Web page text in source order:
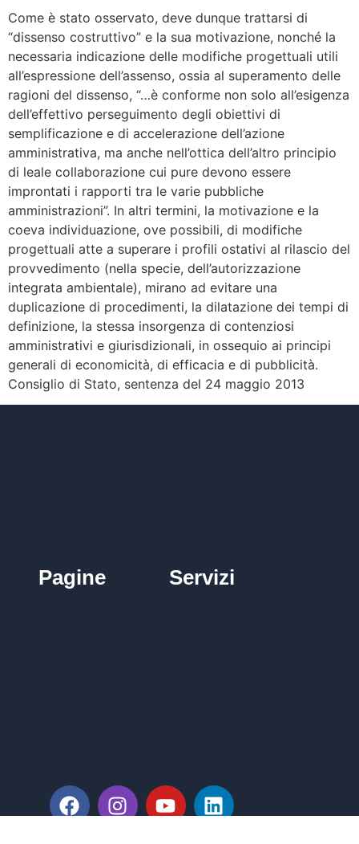
Come è stato osservato, deve dunque trattarsi di
“dissenso costruttivo” e la sua motivazione, nonché la
necessaria indicazione delle modifiche progettuali utili
all’espressione dell’assenso, ossia al superamento delle
ragioni del dissenso, “…è conforme non solo all’esigenza
dell’effettivo perseguimento degli obiettivi di
semplificazione e di accelerazione dell’azione
amministrativa, ma anche nell’ottica dell’altro principio
di leale collaborazione cui pure devono essere
improntati i rapporti tra le varie pubbliche
amministrazioni”. In altri termini, la motivazione e la
coeva individuazione, ove possibili, di modifiche
progettuali atte a superare i profili ostativi al rilascio del
provvedimento (nella specie, dell’autorizzazione
integrata ambientale), mirano ad evitare una
duplicazione di procedimenti, la dilatazione dei tempi di
definizione, la stessa insorgenza di contenziosi
amministrativi e giurisdizionali, in ossequio ai principi
generali di economicità, di efficacia e di pubblicità.
Consiglio di Stato, sentenza del 24 maggio 2013
Pagine Servizi